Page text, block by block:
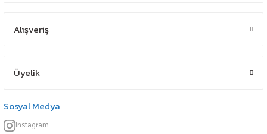
Alışveriş
Üyelik
Sosyal Medya
Instagram